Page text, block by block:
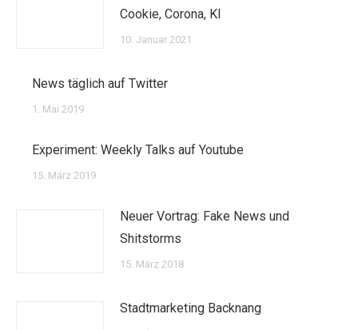
Cookie, Corona, KI
10. Januar 2021
News täglich auf Twitter
1. Mai 2019
Experiment: Weekly Talks auf Youtube
15. März 2019
Neuer Vortrag: Fake News und
Shitstorms
15. März 2018
Stadtmarketing Backnang